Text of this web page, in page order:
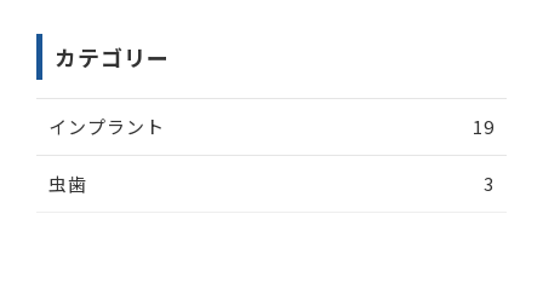
カテゴリー
インプラント 19
虫歯 3